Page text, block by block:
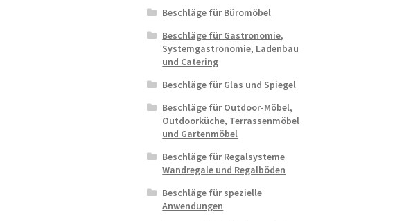
Beschläge für Büromöbel
Beschläge für Gastronomie,
Systemgastronomie, Ladenbau
und Catering
Beschläge für Glas und Spiegel
Beschläge für Outdoor-Möbel,
Outdoorküche, Terrassenmöbel
und Gartenmöbel
Beschläge für Regalsysteme
Wandregale und Regalböden
Beschläge für spezielle
Anwendungen